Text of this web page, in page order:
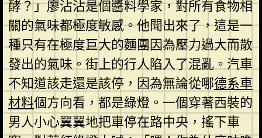
酵？」廖沾沾是個醬料學家，對所有食物相
關的氣味都極度敏感。他聞出來了，這是一
種只有在極度巨大的麵團因為壓力過大而散
發出的氣味。街上的行人陷入了混亂。汽車
不知道該走還是該停，因為無論從哪德系車
材料個方向看，都是綠燈。一個穿著西裝的
男人小心翼翼地把車停在路中央，搖下車